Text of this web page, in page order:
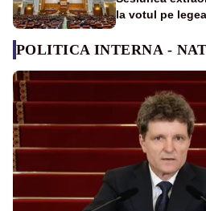
la votul pe
POLITICA INTERNA -